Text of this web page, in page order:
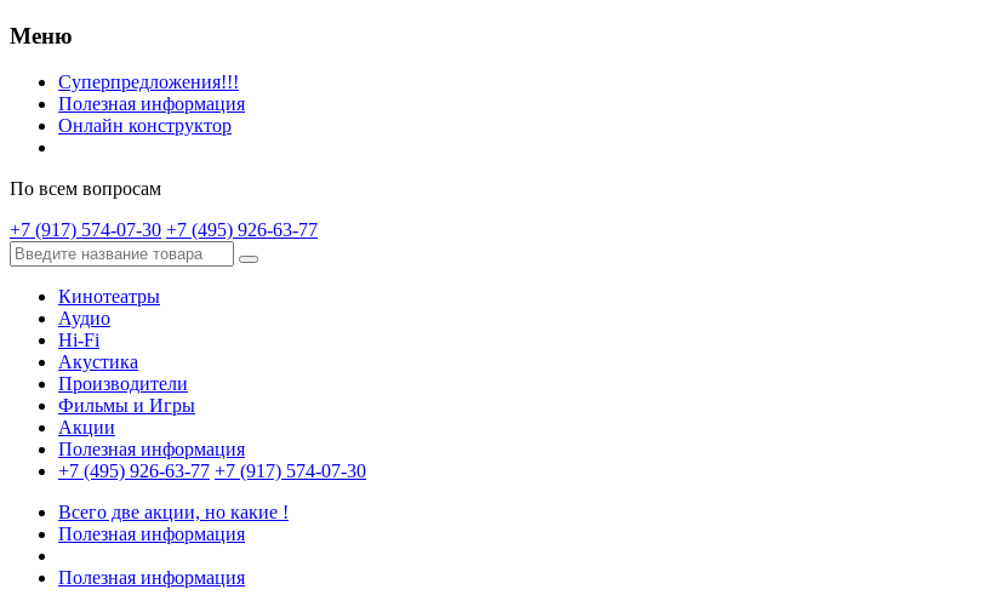
Меню
Суперпредложения!!!
Полезная информация
Онлайн конструктор
По всем вопросам
+7 (917) 574-07-30 +7 (495) 926-63-77
Кинотеатры
Аудио
Hi-Fi
Акустика
Производители
Фильмы и Игры
Акции
Полезная информация
+7 (495) 926-63-77 +7 (917) 574-07-30
Всего две акции, но какие !
Полезная информация
Полезная информация